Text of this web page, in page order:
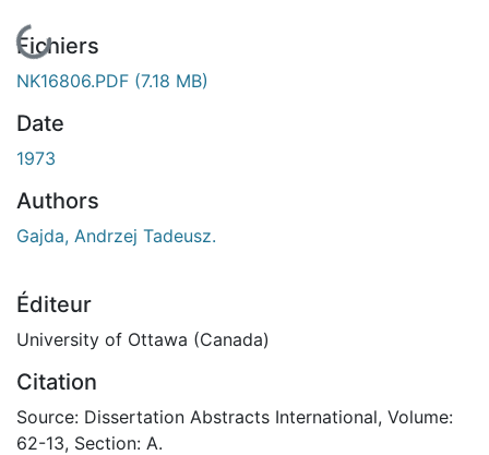
En cours de chargement...
Fichiers
NK16806.PDF (7.18 MB)
Date
1973
Authors
Gajda, Andrzej Tadeusz.
Éditeur
University of Ottawa (Canada)
Citation
Source: Dissertation Abstracts International, Volume:
62-13, Section: A.